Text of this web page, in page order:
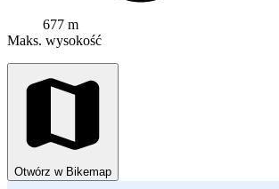
677 m
Maks. wysokość
Otwórz w Bikemap